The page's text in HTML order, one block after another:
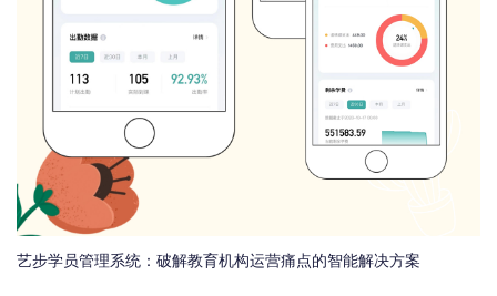
艺步学员管理系统：破解教育机构运营痛点的智能解决方案